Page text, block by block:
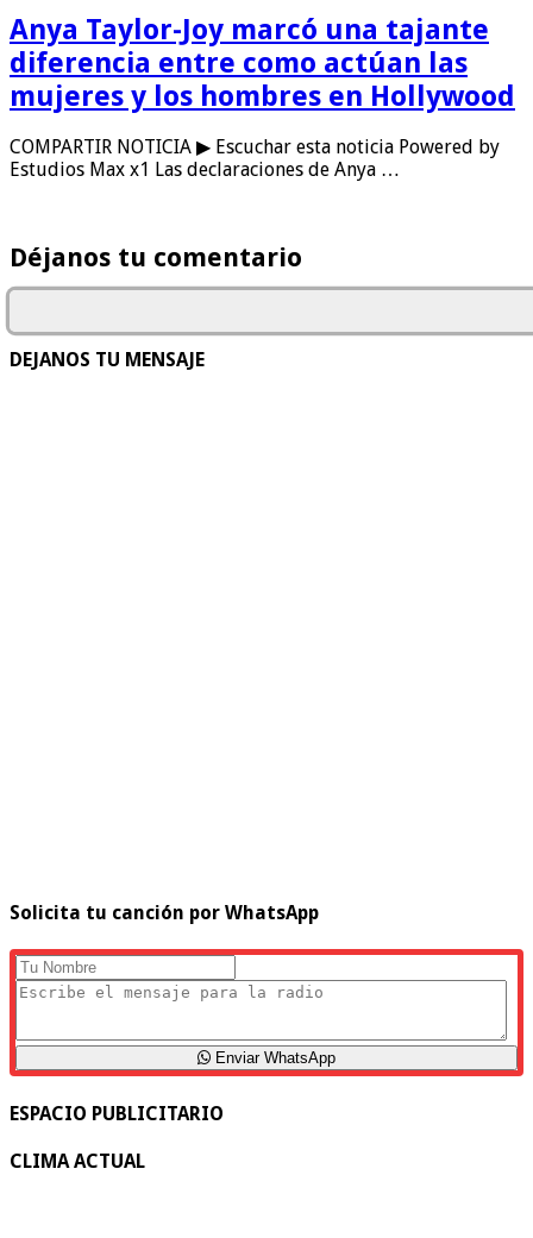
Anya Taylor-Joy marcó una tajante
diferencia entre como actúan las
mujeres y los hombres en Hollywood
COMPARTIR NOTICIA ▶ Escuchar esta noticia Powered by
Estudios Max x1 Las declaraciones de Anya …
Déjanos tu comentario
DEJANOS TU MENSAJE
Solicita tu canción por WhatsApp
Enviar WhatsApp
ESPACIO PUBLICITARIO
CLIMA ACTUAL